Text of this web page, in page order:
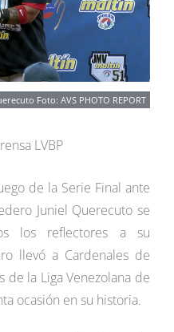
Foto: AVS PHOTO REPORT
LVBP
de la Serie Final ante
Juniel Querecuto se
los reflectores a su
llevó a Cardenales de
de la Liga Venezolana de
ocasión en su historia.